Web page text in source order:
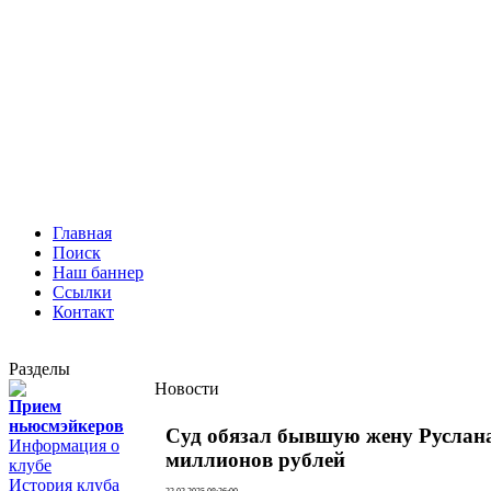
Главная
Поиск
Наш баннер
Ссылки
Контакт
Разделы
Прием
ньюсмэйкеров
Информация о
клубе
История клуба
Новости
Суд обязал бывшую жену
миллионов рублей